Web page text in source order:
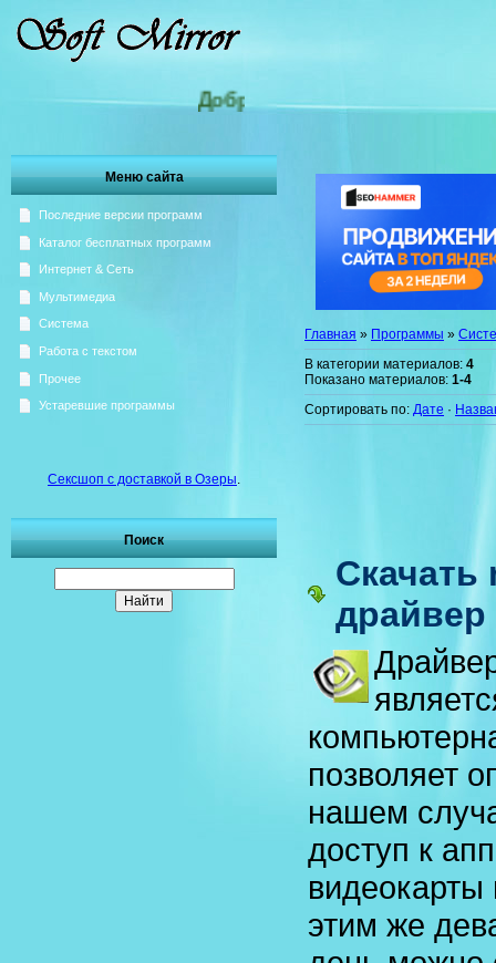
Добро пожаловать на Зеркало
Меню сайта
Последние версии программ
Каталог бесплатных программ
Интернет & Сеть
Мультимедиа
Система
Работа с текстом
Прочее
Устаревшие программы
Сексшоп с доставкой в Озеры.
Поиск
Главная » Программы »
В категории материалов: 4
Показано материалов: 1-4
Сортировать по: Дате ·
Скачать
драйвер
позволяет
нашем
доступ к
видеокарты
этим же